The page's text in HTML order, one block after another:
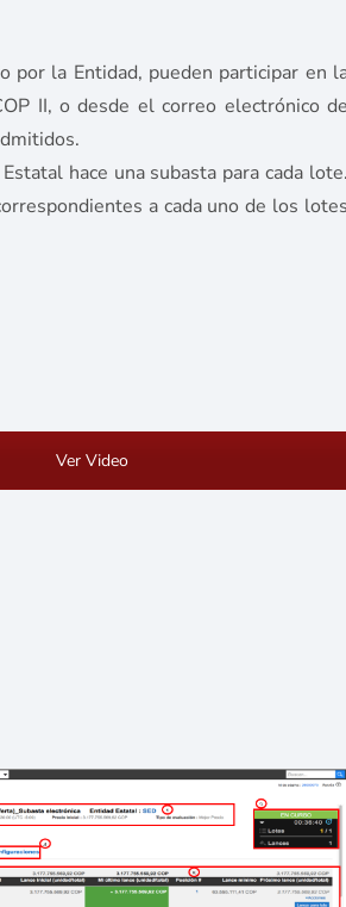
por la Entidad, pueden participar en
II, o desde el correo electrónico
hace una subasta para cada
a cada uno de los
Ver Video